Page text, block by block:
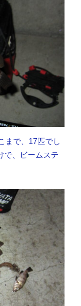
まで、17匹でし
で、ビームステ